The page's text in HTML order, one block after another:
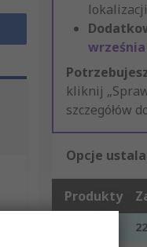
lokalizacji
września
kliknij
szczegółów
Opcje
Produkty